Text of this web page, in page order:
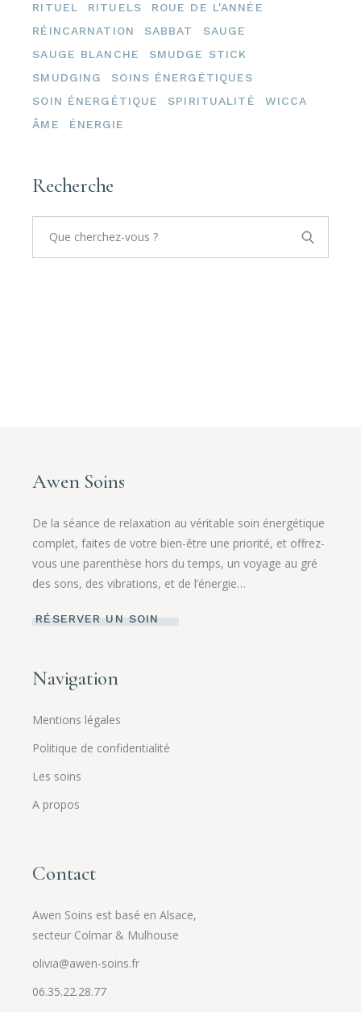
RITUEL
RITUELS
ROUE DE L'ANNÉE
RÉINCARNATION
SABBAT
SAUGE
SAUGE BLANCHE
SMUDGE STICK
SMUDGING
SOINS ÉNERGÉTIQUES
SOIN ÉNERGÉTIQUE
SPIRITUALITÉ
WICCA
ÂME
ÉNERGIE
Recherche
Search
for:
Awen Soins
De la séance de relaxation au véritable soin énergétique
complet, faites de votre bien-être une priorité, et offrez-
vous une parenthèse hors du temps, un voyage au gré
des sons, des vibrations, et de l’énergie…
RÉSERVER UN SOIN
Navigation
Mentions légales
Politique de confidentialité
Les soins
A propos
Contact
Awen Soins est basé en Alsace,
secteur Colmar & Mulhouse
olivia@awen-soins.fr
06.35.22.28.77